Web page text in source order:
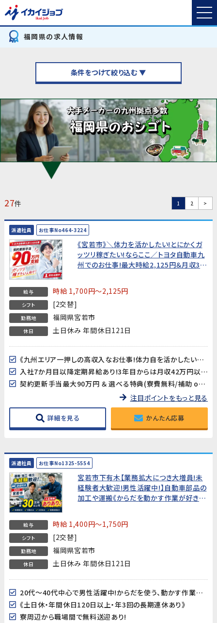
福岡県の求人情報
条件をつけて絞り込む ▼
27件 1 2 >
派遣社員 お仕事No464-3224
《宮若市》＼体力を活かしたい!とにかくガ
ッツリ稼ぎたい!ならここ／トヨタ自動車九
州でのお仕事!最大時給2,125円＆月収37
給与 時給 1,700円～2,125円
シフト [2交替]
勤務地 福岡県宮若市
休日 土日休み 年間休日121日
《九州エリア一押しの高収入なお仕事!体力自を活かしたい方にオススメ!》
入社7か月目以降定期昇給あり!3年目からは月収42万円以上も可!
契約更新手当最大90万円 ＆ 選べる特典(寮費無料/補助 or 生産協力金)※下記キャンペーン情報欄をご確認ください
注目ポイントをもっと見る
詳細を見る かんたん応募
派遣社員 お仕事No1325-5554
宮若市下有木【業務拡大につき大増員!未
経験者大歓迎!男性活躍中!】自動車部品の
加工や運搬《からだを動かす作業が好きな
給与 時給 1,400円～1,750円
シフト [2交替]
勤務地 福岡県宮若市
休日 土日休み 年間休日121日
20代～40代中心で男性活躍中!からだを使う、動かす作業が好きな方にオススメ!
《土日休・年間休日120日以上・年3回の長期連休あり》
寮周辺から職場間で無料送迎あり!